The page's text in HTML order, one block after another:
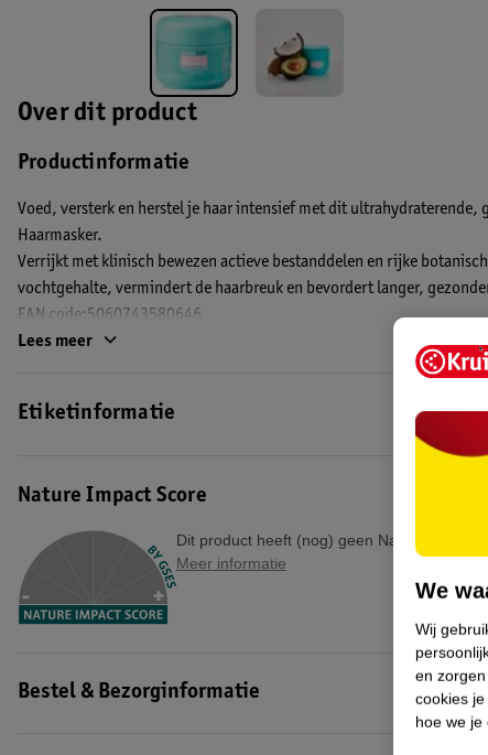
Over dit product
Productinformatie
Voed, versterk en herstel je haar intensief met dit
Haarmasker.
Verrijkt met klinisch bewezen actieve bestanddelen en rijke
vochtgehalte, vermindert de haarbreuk en bevordert langer,
EAN code:5060743580646
Lees meer
Etiketinformatie
Nature Impact Score
Dit product heeft (nog) geen Nature Impact
Meer informatie
Bestel & Bezorginformatie
We
Wij
en
cookies
hoe we je